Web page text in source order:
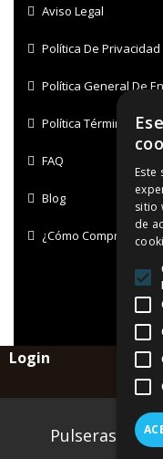
Aviso Legal
Política De Privacidad
Política General De
Política Términos Y
FAQ
Blog
¿Cómo Comprar?
Login
Pulseras AZ
Este
sitio
de